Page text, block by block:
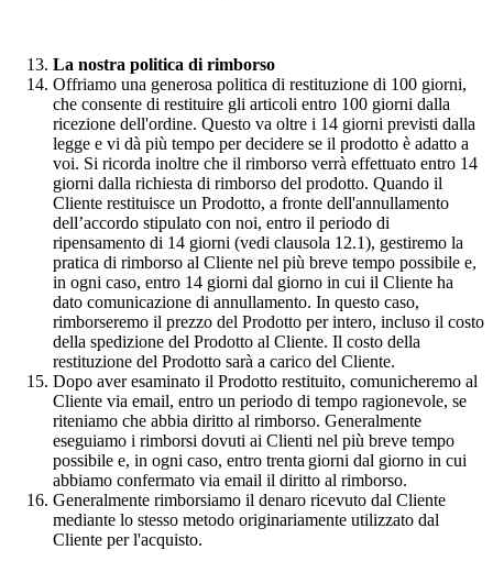
La nostra politica di rimborso
Offriamo una generosa politica di restituzione di 100 giorni,
che consente di restituire gli articoli entro 100 giorni dalla
ricezione dell'ordine. Questo va oltre i 14 giorni previsti dalla
legge e vi dà più tempo per decidere se il prodotto è adatto a
voi. Si ricorda inoltre che il rimborso verrà effettuato entro 14
giorni dalla richiesta di rimborso del prodotto. Quando il
Cliente restituisce un Prodotto, a fronte dell'annullamento
dell’accordo stipulato con noi, entro il periodo di
ripensamento di 14 giorni (vedi clausola 12.1), gestiremo la
pratica di rimborso al Cliente nel più breve tempo possibile e,
in ogni caso, entro 14 giorni dal giorno in cui il Cliente ha
dato comunicazione di annullamento. In questo caso,
rimborseremo il prezzo del Prodotto per intero, incluso il costo
della spedizione del Prodotto al Cliente. Il costo della
restituzione del Prodotto sarà a carico del Cliente.
Dopo aver esaminato il Prodotto restituito, comunicheremo al
Cliente via email, entro un periodo di tempo ragionevole, se
riteniamo che abbia diritto al rimborso. Generalmente
eseguiamo i rimborsi dovuti ai Clienti nel più breve tempo
possibile e, in ogni caso, entro trenta giorni dal giorno in cui
abbiamo confermato via email il diritto al rimborso.
Generalmente rimborsiamo il denaro ricevuto dal Cliente
mediante lo stesso metodo originariamente utilizzato dal
Cliente per l'acquisto.